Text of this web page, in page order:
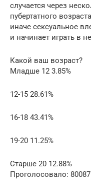
случается через
пубертатного
иначе сексуальное
и начинает играть в
Какой ваш возраст?
Младше 12 3.85%
12-15 28.61%
16-18 43.41%
19-20 11.25%
Старше 20 12.88%
Проголосовало: 80087